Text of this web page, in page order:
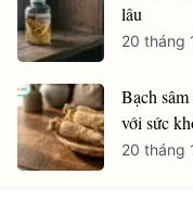
lâu
20 tháng
Bạch
với sức
20 tháng